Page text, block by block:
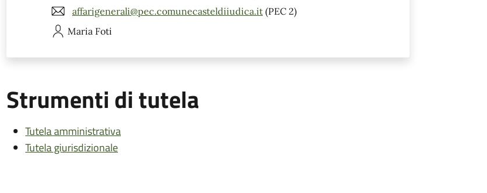
affarigenerali@pec.comunecasteldiiudica.it (PEC 2)
Maria Foti
Strumenti di tutela
Tutela amministrativa
Tutela giurisdizionale